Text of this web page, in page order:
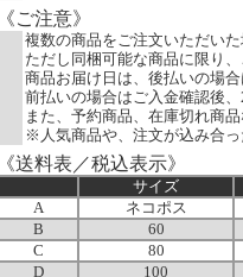
《ご注意》
複数の商品をご注文いただい
ただし同梱可能な商品に限り
商品お届け日は、後払いの場
前払いの場合はご入金確認後
また、予約商品、在庫切れ商
※人気商品や、注文が込み合
《送料表／税込表示》
サイズ
A
ネコポス
B
60
C
80
D
100